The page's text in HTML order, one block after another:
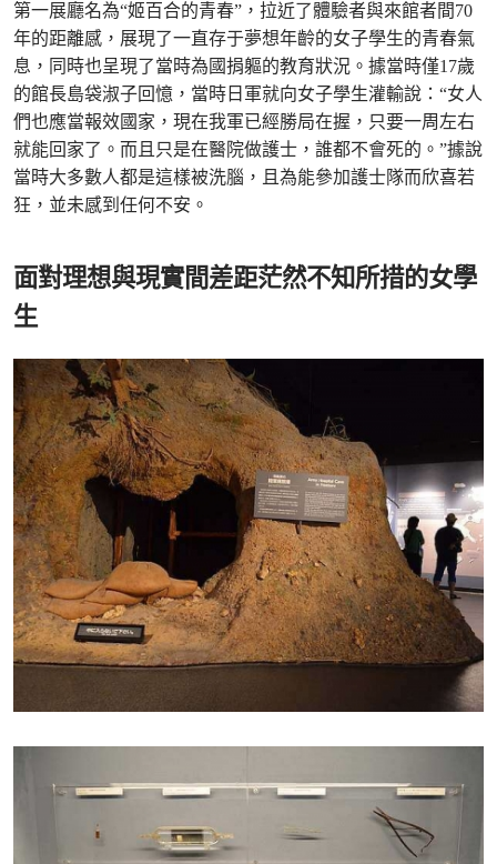
第一展廳名為“姬百合的青春”，拉近了體驗者與來館者間70
年的距離感，展現了一直存于夢想年齡的女子學生的青春氣
息，同時也呈現了當時為國捐軀的教育狀況。據當時僅17歲
的館長島袋淑子回憶，當時日軍就向女子學生灌輸說：“女人
們也應當報效國家，現在我軍已經勝局在握，只要一周左右
就能回家了。而且只是在醫院做護士，誰都不會死的。”據說
當時大多數人都是這樣被洗腦，且為能參加護士隊而欣喜若
狂，並未感到任何不安。
面對理想與現實間差距茫然不知所措的女學
生